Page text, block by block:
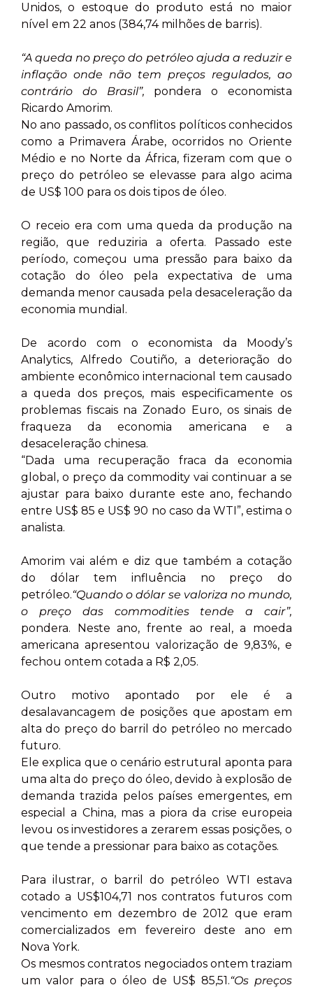
Unidos, o estoque do produto está no maior
nível em 22 anos (384,74 milhões de barris).
“A queda no preço do petróleo ajuda a reduzir e
inflação onde não tem preços regulados, ao
contrário do Brasil”, pondera o economista
Ricardo Amorim.
No ano passado, os conflitos políticos conhecidos
como a Primavera Árabe, ocorridos no Oriente
Médio e no Norte da África, fizeram com que o
preço do petróleo se elevasse para algo acima
de US$ 100 para os dois tipos de óleo.
O receio era com uma queda da produção na
região, que reduziria a oferta. Passado este
período, começou uma pressão para baixo da
cotação do óleo pela expectativa de uma
demanda menor causada pela desaceleração da
economia mundial.
De acordo com o economista da Moody’s
Analytics, Alfredo Coutiño, a deterioração do
ambiente econômico internacional tem causado
a queda dos preços, mais especificamente os
problemas fiscais na Zonado Euro, os sinais de
fraqueza da economia americana e a
desaceleração chinesa.
“Dada uma recuperação fraca da economia
global, o preço da commodity vai continuar a se
ajustar para baixo durante este ano, fechando
entre US$ 85 e US$ 90 no caso da WTI”, estima o
analista.
Amorim vai além e diz que também a cotação
do dólar tem influência no preço do
petróleo.“Quando o dólar se valoriza no mundo,
o preço das commodities tende a cair”,
pondera. Neste ano, frente ao real, a moeda
americana apresentou valorização de 9,83%, e
fechou ontem cotada a R$ 2,05.
Outro motivo apontado por ele é a
desalavancagem de posições que apostam em
alta do preço do barril do petróleo no mercado
futuro.
Ele explica que o cenário estrutural aponta para
uma alta do preço do óleo, devido à explosão de
demanda trazida pelos países emergentes, em
especial a China, mas a piora da crise europeia
levou os investidores a zerarem essas posições, o
que tende a pressionar para baixo as cotações.
Para ilustrar, o barril do petróleo WTI estava
cotado a US$104,71 nos contratos futuros com
vencimento em dezembro de 2012 que eram
comercializados em fevereiro deste ano em
Nova York.
Os mesmos contratos negociados ontem traziam
um valor para o óleo de US$ 85,51.“Os preços